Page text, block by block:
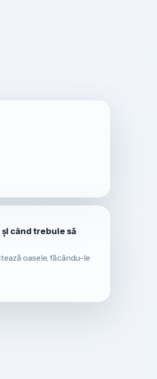
când trebuie să
oasele, făcându-le